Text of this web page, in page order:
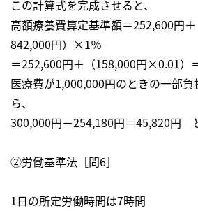
この計算式を完成させると、
高額療養費算定基準額＝252,600円
842,000円）×1％
＝252,600円＋（158,000円×0.01）
医療費が1,000,000円のときの一部
ら、
300,000円－254,180円＝45,820円
②労働基準法［問6］
1日の所定労働時間は7時間